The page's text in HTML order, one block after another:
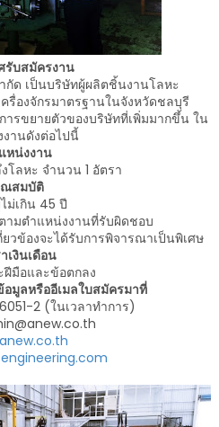
รับสมัครงาน
กัด เป็นบริษัทผู้ผลิตชิ้นงานโลหะ
องจักรมาตรฐานในจังหวัดชลบุรี
ารขยายตัวของบริษัทที่เพิ่มมากขึ้น ใน
านดังต่อไปนี้
หน่งงาน
โลหะ จำนวน 1 อัตรา
สมบัติ
ม่เกิน 45 ปี
ามตำแหน่งงานที่รับผิดชอบ
วข้องจะได้รับการพิจารณาเป็นพิเศษ
เงินเดือน
มือและข้อตกลง
มูลหรืออีเมลใบสมัครมาที่
2 (ในเวลาทำการ)